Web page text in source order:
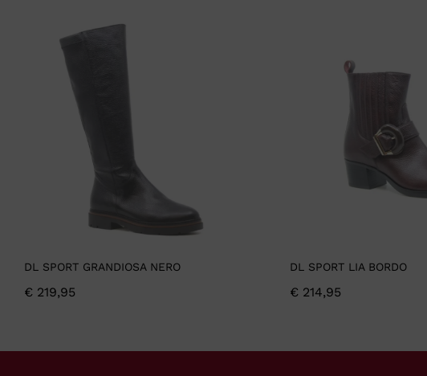
DL SPORT GRANDIOSA NERO
€ 219,95
DL SPORT LIA BORDO
€ 214,95